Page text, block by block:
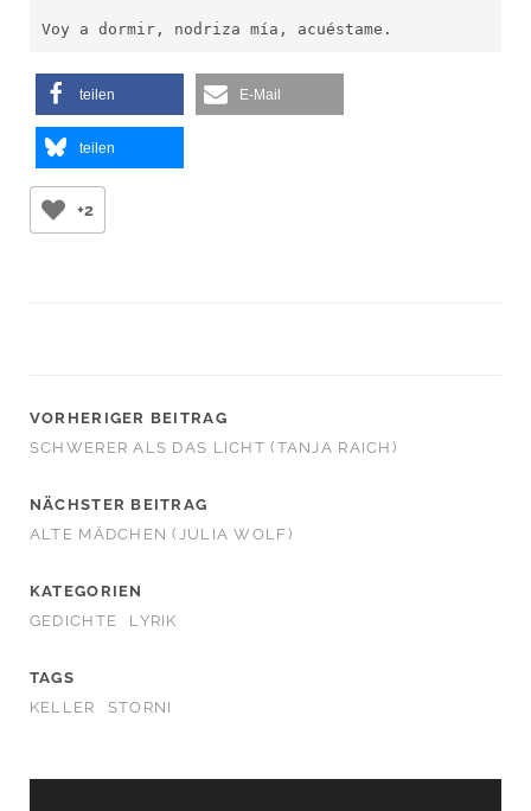
Voy a dormir, nodriza mía, acuéstame.
teilen E-Mail
teilen
+2
VORHERIGER BEITRAG
SCHWERER ALS DAS LICHT (TANJA RAICH)
NÄCHSTER BEITRAG
ALTE MÄDCHEN (JULIA WOLF)
KATEGORIEN
GEDICHTE
LYRIK
TAGS
KELLER
STORNI